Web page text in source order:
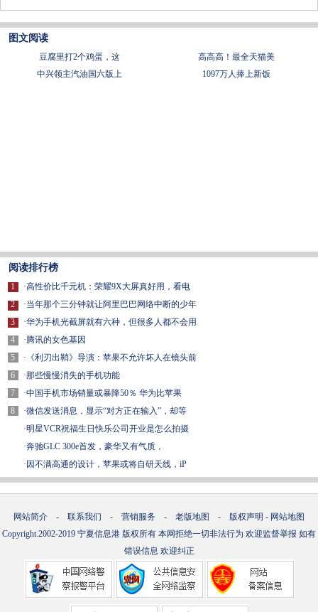
图文阅读
豆腐里打2个鸡蛋，这
​高高高！最全天猫美
中兴领主汽油国六版上
1097万人捧上新饭
阅读排行榜
1
2
3
4
5
6
7
8
·高性价比千元机：荣耀9X大屏真好用，看电
·当年那个三分钟就让阿里巴巴网络中断的少年
·华为手机光截屏就有六种，但很多人都不会用
·腾讯的女色基因
· 《利刃出鞘》导演：苹果不允许坏人在镜头前
·那些慢慢消失的手机功能
·中国手机市场销量或暴降50％ 华为比苹果
·微信发送消息，显示“对方正在输入”，却等
·明星VCR祝福生日快乐公司开业是怎么拍摄
·奔驰GLC 300e首发，豪华又有气质，
· 因不满高通的设计，苹果或将自研天线，iP
网站简介 - 联系我们 - 营销服务 - 老版地图 - 版权声明 - 网站地图
Copyright.2002-2019 宁夏信息港 版权所有 本网拒绝一切非法行为 欢迎监督举报 如有
错误信息 欢迎纠正